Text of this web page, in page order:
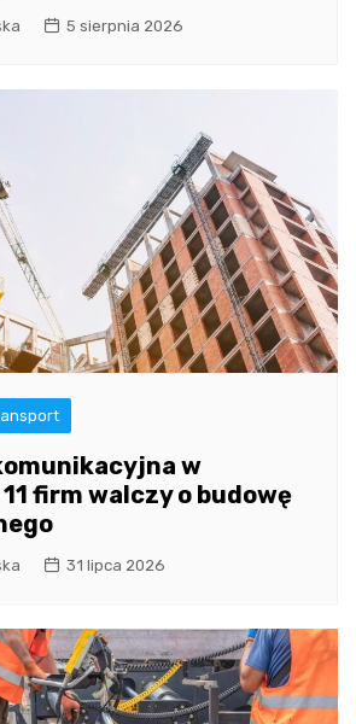
5 sierpnia 2026
w
firm walczy o budowę
31 lipca 2026